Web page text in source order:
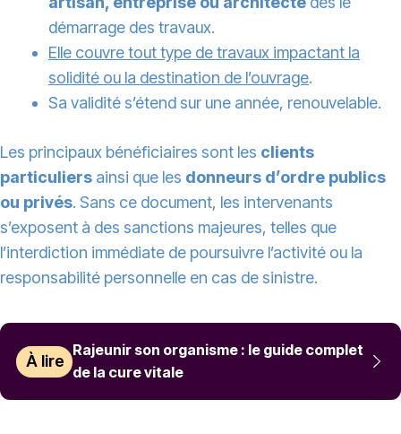
démarrage des travaux.
Elle couvre tout type de travaux impactant la
solidité ou la destination de l’ouvrage.
Sa validité s’étend sur une année, renouvelable.
Les principaux bénéficiaires sont les clients
particuliers ainsi que les donneurs d’ordre publics
ou privés. Sans ce document, les intervenants
s’exposent à des sanctions majeures, telles que
l’interdiction immédiate de poursuivre l’activité ou la
responsabilité personnelle en cas de sinistre.
À lire
Rajeunir son organisme : le guide complet
de la cure vitale